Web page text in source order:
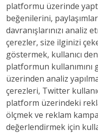
platformu üzerinde
beğenilerini,
davranışlarınızı analiz
çerezler, size ilginizi
göstermek, kullanıcı
platformun
üzerinden analiz
çerezleri, Twitter
platform üzerindeki
ölçmek ve reklam
değerlendirmek için